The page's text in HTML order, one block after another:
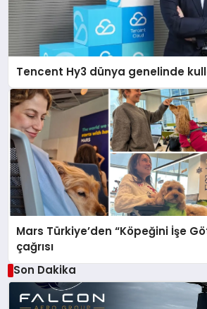
Tencent Hy3 dünya genelinde
Mars Türkiye’den “Köpeğini İşe
çağrısı
Son Dakika